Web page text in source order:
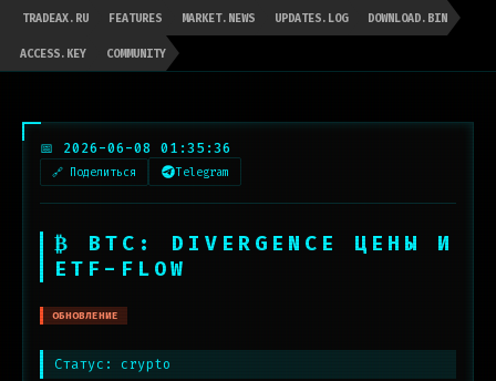
TRADEAX.RU FEATURES MARKET.NEWS UPDATES.LOG DOWNLOAD.BIN
ACCESS.KEY COMMUNITY
📅 2026-06-08 01:35:36
🔗 Поделиться Telegram
₿ BTC: DIVERGENCE ЦЕНЫ И
ETF-FLOW
ОБНОВЛЕНИЕ
Статус: crypto